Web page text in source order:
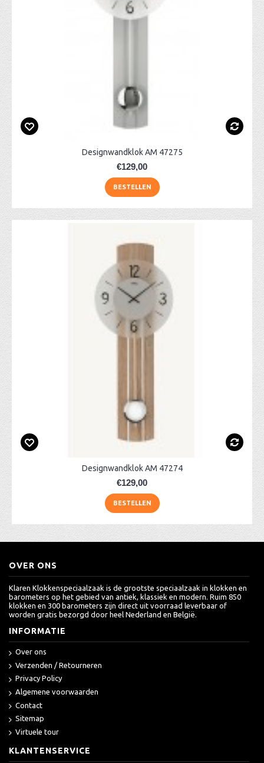
Designwandklok AM 47275
€129,00
BESTELLEN
Designwandklok AM 47274
€129,00
BESTELLEN
OVER ONS
Klaren Klokkenspeciaalzaak is de grootste speciaalzaak in klokken en
barometers op het gebied van antiek, klassiek en modern. Ruim 850
klokken en 300 barometers zijn direct uit voorraad leverbaar of
worden gratis bezorgd door heel Nederland en België.
INFORMATIE
Over ons
Verzenden / Retourneren
Privacy Policy
Algemene voorwaarden
Contact
Sitemap
Virtuele tour
KLANTENSERVICE